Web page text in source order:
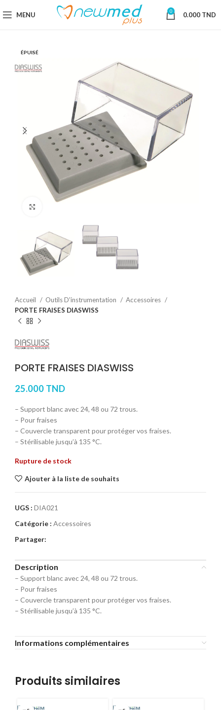
MENU 0 0.000 TND
ÉPUISÉ
Accueil Outils D'instrumentation
Accessoires
PORTE FRAISES DIASWISS
PORTE FRAISES DIASWISS
25.000 TND
– Support blanc avec 24, 48 ou 72 trous.
– Pour fraises
– Couvercle transparent pour protéger vos fraises.
– Stérilisable jusqu’à 135 °C.
Rupture de stock
Ajouter à la liste de souhaits
UGS : DIA021
Catégorie : Accessoires
Partager:
Description
– Support blanc avec 24, 48 ou 72 trous.
– Pour fraises
– Couvercle transparent pour protéger vos fraises.
– Stérilisable jusqu’à 135 °C.
Informations complémentaires
Produits similaires